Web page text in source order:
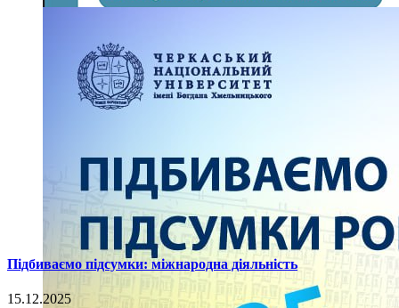
Підбиваємо підсумки: міжнародна діяльність
15.12.2025